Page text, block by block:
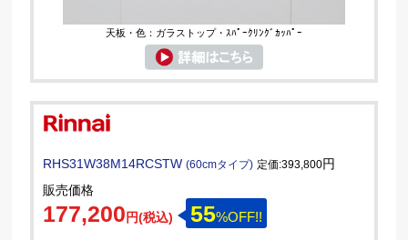
天板・色：ガラストップ・ｽﾊﾟｰｸﾘﾝｸﾞｶｯﾊﾟｰ
RHS31W38M14RCSTW(60cmタイプ) 定価:393,800円
販売価格
177,200 円(税込) 55%OFF!!